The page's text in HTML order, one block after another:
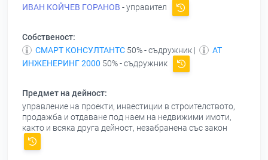
ИВАН КОЙЧЕВ ГОРАНОВ - управител
Собственост:
СМАРТ КОНСУЛТАНТС 50% - съдружник |
АТ
ИНЖЕНЕРИНГ 2000 50% - съдружник
Предмет на дейност:
управление на проекти, инвестиции в строителството,
продажба и отдаване под наем на недвижими имоти,
както и всяка друга дейност, незабранена със закон